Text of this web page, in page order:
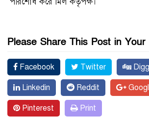
Please Share This Post in Your
Facebook Twitter Digg
Linkedin Reddit
Pinterest Print